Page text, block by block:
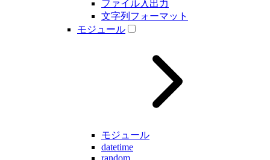
ファイル入出力
文字列フォーマット
モジュール
モジュール
datetime
random